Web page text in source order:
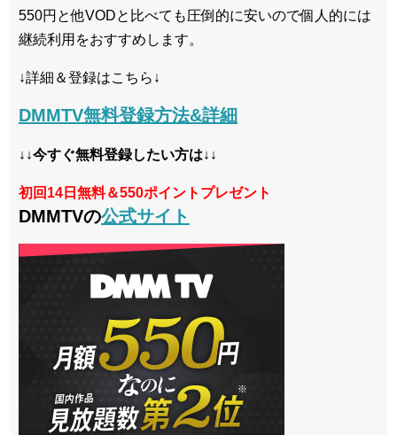
550円と他VODと比べても圧倒的に安いので個人的には
継続利用をおすすめします。
↓詳細＆登録はこちら↓
DMMTV無料登録方法&詳細
↓↓今すぐ無料登録したい方は↓↓
初回14日無料＆550ポイントプレゼント
DMMTVの公式サイト